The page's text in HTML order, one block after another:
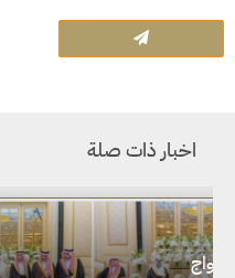
اخبار ذات صلة
الخطوبة والزواج